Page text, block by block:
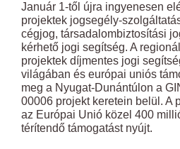
Január 1-től újra ingyenesen
projektek jogsegély-
cégjog, társadalombiztosítási
kérhető jogi segítség. A
projektek díjmentes jogi
világában és európai uniós
meg a Nyugat-Dunántúlon a
00006 projekt keretein belül. A
az Európai Unió közel 400
térítendő támogatást nyújt.